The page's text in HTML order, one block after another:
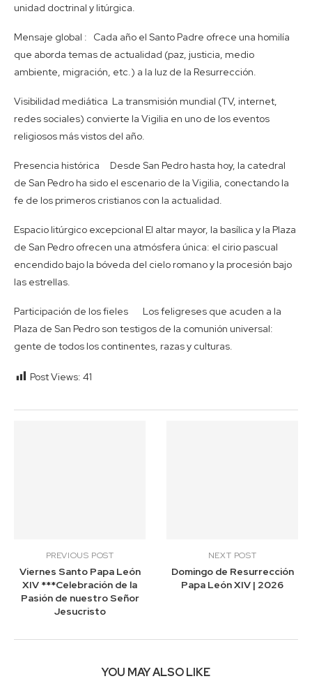
unidad doctrinal y litúrgica.
Mensaje global : Cada año el Santo Padre ofrece una homilía
que aborda temas de actualidad (paz, justicia, medio
ambiente, migración, etc.) a la luz de la Resurrección.
Visibilidad mediática La transmisión mundial (TV, internet,
redes sociales) convierte la Vigilia en uno de los eventos
religiosos más vistos del año.
Presencia histórica Desde San Pedro hasta hoy, la catedral
de San Pedro ha sido el escenario de la Vigilia, conectando la
fe de los primeros cristianos con la actualidad.
Espacio litúrgico excepcional El altar mayor, la basílica y la Plaza
de San Pedro ofrecen una atmósfera única: el cirio pascual
encendido bajo la bóveda del cielo romano y la procesión bajo
las estrellas.
Participación de los fieles Los feligreses que acuden a la
Plaza de San Pedro son testigos de la comunión universal:
gente de todos los continentes, razas y culturas.
Post Views: 41
PREVIOUS POST
Viernes Santo Papa León
XIV ***Celebración de la
Pasión de nuestro Señor
Jesucristo
NEXT POST
Domingo de Resurrección
Papa León XIV | 2026
YOU MAY ALSO LIKE